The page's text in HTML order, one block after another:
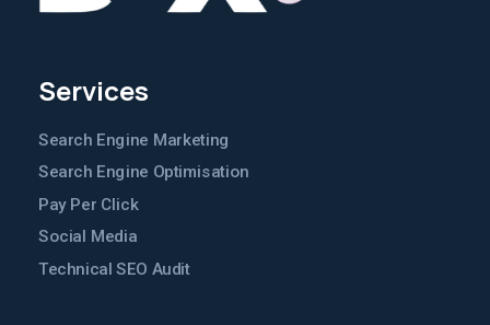
Services
Search Engine Marketing
Search Engine Optimisation
Pay Per Click
Social Media
Technical SEO Audit